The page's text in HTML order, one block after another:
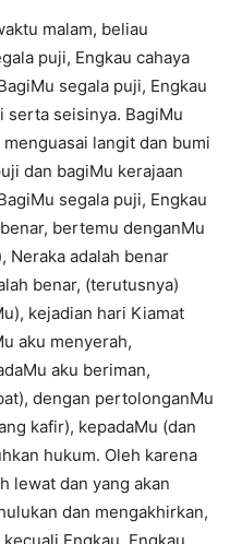
malam, beliau
puji, Engkau cahaya
segala puji, Engkau
serta seisinya. BagiMu
langit dan bumi
dan bagiMu kerajaan
segala puji, Engkau
bertemu denganMu
Neraka adalah benar
benar, (terutusnya)
kejadian hari Kiamat
aku menyerah,
aku beriman,
dengan pertolonganMu
kafir), kepadaMu (dan
hukum. Oleh karena
lewat dan yang akan
dan mengakhirkan,